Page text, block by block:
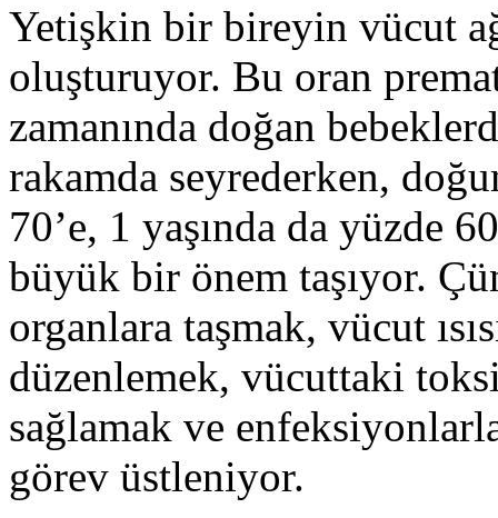
Yetişkin bir bireyin vücut
oluşturuyor. Bu oran
zamanında doğan
rakamda seyrederken,
70’e, 1 yaşında da yüzde
büyük bir önem taşıyor.
organlara taşmak, vücut
düzenlemek, vücuttaki
sağlamak ve
görev üstleniyor.